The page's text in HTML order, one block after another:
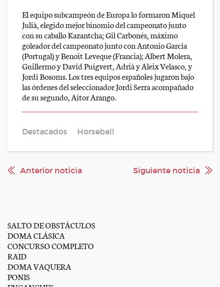
El equipo subcampeón de Europa lo formaron Miquel
Julià, elegido mejor binomio del campeonato junto
con su caballo Kazantcha; Gil Carbonés, máximo
goleador del campeonato junto con Antonio Garcia
(Portugal) y Benoit Leveque (Francia); Albert Molera,
Guillermo y David Puigvert, Adrià y Aleix Velasco, y
Jordi Bosoms. Los tres equipos españoles jugaron bajo
las órdenes del seleccionador Jordi Serra acompañado
de su segundo, Aitor Arango.
Destacados Horseball
Anterior noticia Siguiente noticia
SALTO DE OBSTÁCULOS
DOMA CLÁSICA
CONCURSO COMPLETO
RAID
DOMA VAQUERA
PONIS